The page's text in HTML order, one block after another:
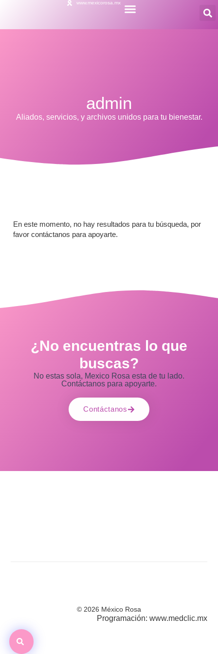
www.mexicorosa.mx
admin
Aliados, servicios, y archivos unidos para tu bienestar.
En este momento, no hay resultados para tu búsqueda, por
favor contáctanos para apoyarte.
¿No encuentras lo que
buscas?
No estas sola, Mexico Rosa esta de tu lado.
Contáctanos para apoyarte.
Contáctanos
© 2026 México Rosa
Programación: www.medclic.mx